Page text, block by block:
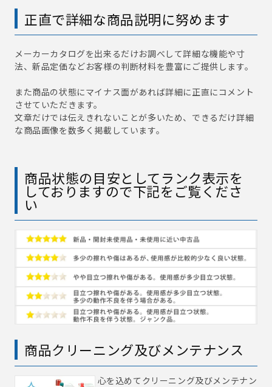
正直で詳細な商品説明に努めます
メーカーカタログを出来るだけお調べして詳細な機能や寸
法、新品定価などお客様の判断材料を豊富にご提供します。
また商品の状態にマイナス面があれば詳細に正直にコメント
させていただきます。
文章だけでは伝えきれないことが多いため、できるだけ詳細
な商品画像を数多く掲載しています。
商品状態の目安としてランク表示を
しておりますので下記をご覧くださ
い
商品クリーニング及びメンテナンス
心を込めてクリーニング及びメンテナン